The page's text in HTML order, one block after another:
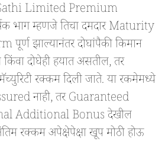
Limited Premium
भाग म्हणजे तिचा दमदार Maturity
झाल्यानंतर दोघांपैकी किमान
दोघेही हयात असतील, तर
रक्कम दिली जाते. या रकमेमध्ये
नाही, तर Guaranteed
Additional Bonus देखील
रक्कम अपेक्षेपेक्षा खूप मोठी होऊ